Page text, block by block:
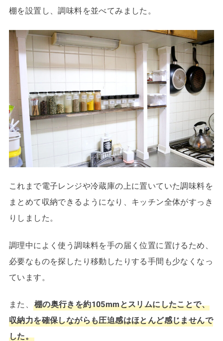
棚を設置し、調味料を並べてみました。
これまで電子レンジや冷蔵庫の上に置いていた調味料を
まとめて収納できるようになり、キッチン全体がすっき
りしました。
調理中によく使う調味料を手の届く位置に置けるため、
必要なものを探したり移動したりする手間も少なくなっ
ています。
また、棚の奥行きを約105mmとスリムにしたことで、
収納力を確保しながらも圧迫感はほとんど感じませんで
した。